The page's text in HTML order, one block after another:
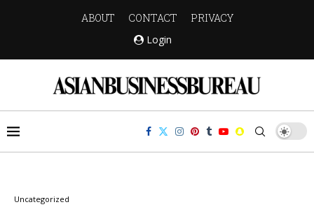
ABOUT CONTACT
PRIVACY
Login
Uncategorized